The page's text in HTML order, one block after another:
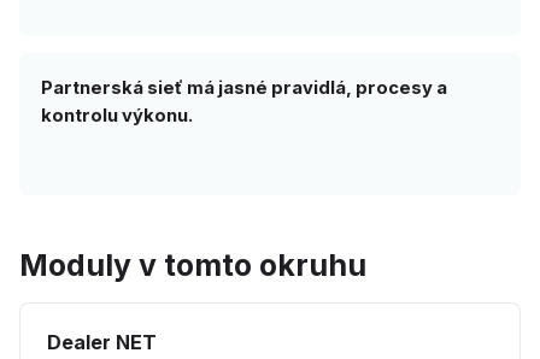
Partnerská sieť má jasné pravidlá, procesy a
kontrolu výkonu.
Moduly v tomto okruhu
Dealer NET